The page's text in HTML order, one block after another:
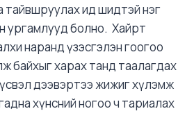
тайвшруулах ид шидтэй нэг
ургамлууд болно. Хайрт
наранд үзэсгэлэн гоогоо
байхыг харах танд таалагдах
дээвэртээ жижиг хүлэмж
хүнсний ногоо ч тариалах